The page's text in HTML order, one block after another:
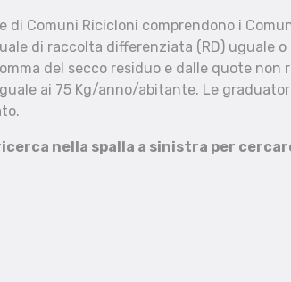
di Comuni Ricicloni comprendono i
di raccolta differenziata (RD) uguale
del secco residuo e dalle quote
ai 75 Kg/anno/abitante. Le
nella spalla a sinistra per